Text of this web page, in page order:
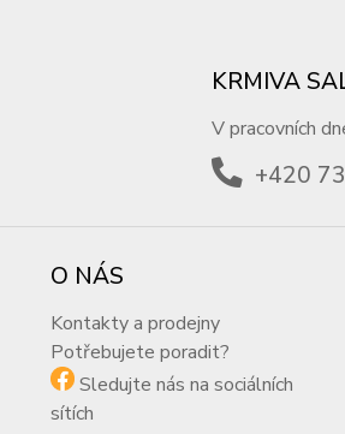
KRMIVA
V pracovních
+420
O NÁS
Kontakty a prodejny
Potřebujete poradit?
Sledujte nás na sociálních
sítích